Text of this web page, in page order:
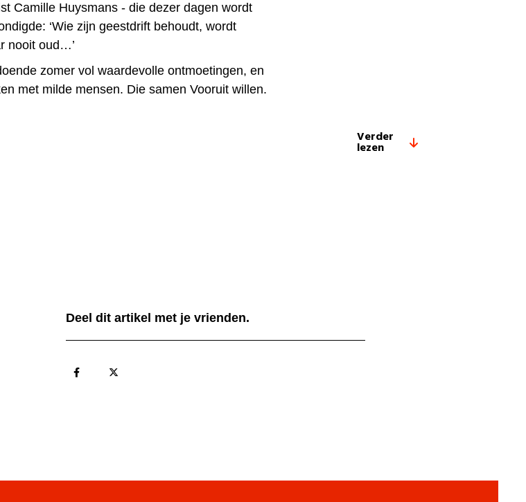
Camille Huysmans - die dezer dagen wordt
‘Wie zijn geestdrift behoudt, wordt
nooit oud…’
zomer vol waardevolle ontmoetingen, en
met milde mensen. Die samen Vooruit willen.
Verder
lezen
Deel dit artikel met je vrienden.